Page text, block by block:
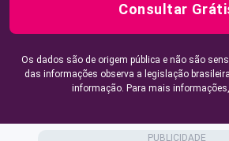
Consultar
Os dados são de origem pública e não são
das informações observa a legislação
informação. Para mais informações,